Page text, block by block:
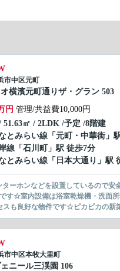
市中区元町
横濱元町通りザ・グラン 503
円 管理/共益費10,000円
51.63㎡ / 2LDK /予定 /8階建
とみらい線 「 元町・中華街」
線 「 石川町
」駅 徒歩7分
とみらい線 「 日本大通り 」駅
ーホンなどを設置しているので
す☆室内設備は浴室乾燥機・洗面
も良好な物件です☆ピカピカの
市中区本牧大里町
ニール三渓園 106